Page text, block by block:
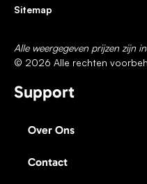
Sitemap
Alle weergegeven prijzen zijn
© 2026 Alle rechten
Support
Over Ons
Contact